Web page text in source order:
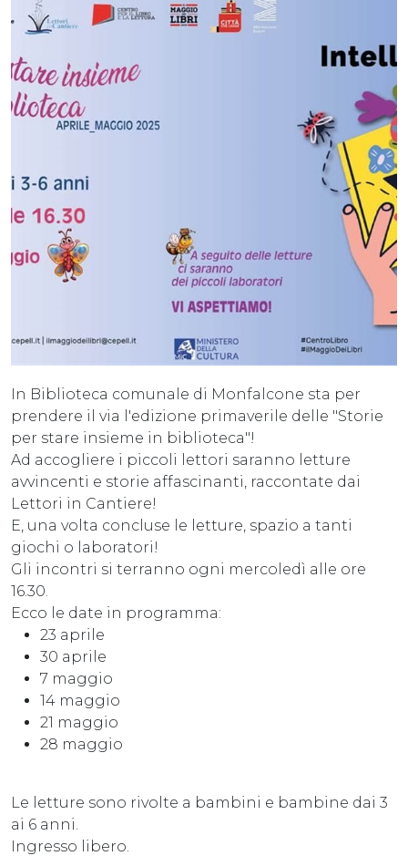
In Biblioteca comunale di Monfalcone sta per
prendere il via l'edizione primaverile delle "Storie
per stare insieme in biblioteca"!
Ad accogliere i piccoli lettori saranno letture
avvincenti e storie affascinanti, raccontate dai
Lettori in Cantiere!
E, una volta concluse le letture, spazio a tanti
giochi o laboratori!
Gli incontri si terranno ogni mercoledì alle ore
16.30.
Ecco le date in programma:
23 aprile
30 aprile
7 maggio
14 maggio
21 maggio
28 maggio
Le letture sono rivolte a bambini e bambine dai 3
ai 6 anni.
Ingresso libero.